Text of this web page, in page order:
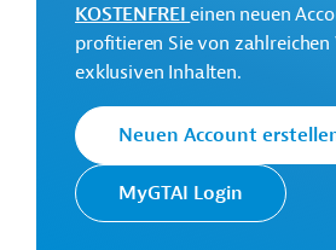
Geschäftsanbahnung.
Gesamtkosten:
343,4 Millionen US-Dollar
Geberbeitrag:
250 Millionen US-Dollar (IBRD,
Kontaktadressen
KOSTENFREIeinen neuen
profitieren Sie von
exklusiven Inhalten.
Neuen Account
MyGTAI Login